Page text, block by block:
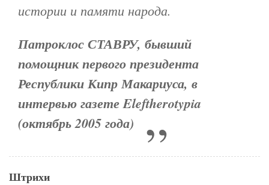
истории и памяти народа.
Патроклос СТАВРУ, бывший
помощник первого президента
Республики Кипр Макариуса, в
интервью газете Eleftherotypia
(октябрь 2005 года)
Штрихи